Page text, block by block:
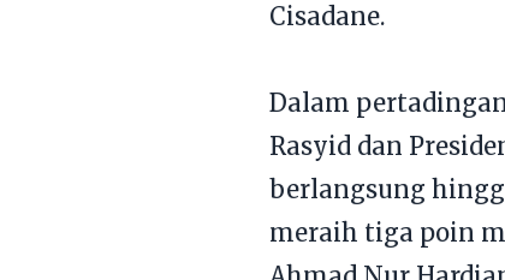
Cisadane.
Dalam
Rasyid dan
berlangsung
meraih tiga poin